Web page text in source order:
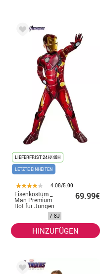
LIEFERFRIST 24H/48H
LETZTE EINHEITEN
4.08/5.00
Eisenkostüm _
Man Premium
Rot für Jungen
69.99€
7-8J
HINZUFÜGEN